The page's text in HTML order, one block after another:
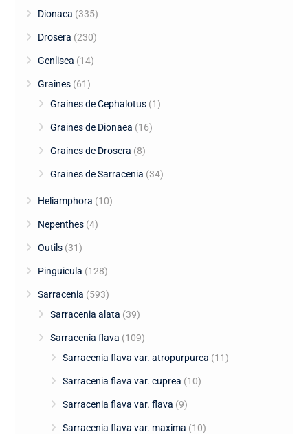
Dionaea (335)
Drosera (230)
Genlisea (14)
Graines (61)
Graines de Cephalotus (1)
Graines de Dionaea (16)
Graines de Drosera (8)
Graines de Sarracenia (34)
Heliamphora (10)
Nepenthes (4)
Outils (31)
Pinguicula (128)
Sarracenia (593)
Sarracenia alata (39)
Sarracenia flava (109)
Sarracenia flava var. atropurpurea (11)
Sarracenia flava var. cuprea (10)
Sarracenia flava var. flava (9)
Sarracenia flava var. maxima (10)